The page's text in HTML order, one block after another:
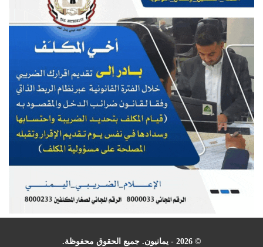
© 2026 - يمانيون. جميع الحقوق محفوظة.